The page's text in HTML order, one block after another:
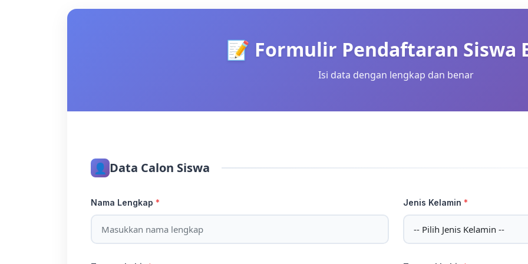
📝 Formulir Pendaftaran Siswa
Isi data dengan lengkap dan benar
👤 Data Calon Siswa
Nama Lengkap * Jenis Kelamin *